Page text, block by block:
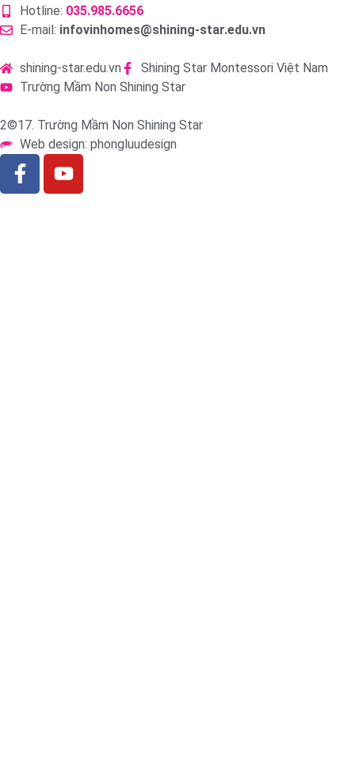
Hotline: 035.985.6656
E-mail: infovinhomes@shining-star.edu.vn
shining-star.edu.vn
Shining Star Montessori Việt Nam
Trường Mầm Non Shining Star
2©17. Trường Mầm Non Shining Star
Web design: phongluudesign